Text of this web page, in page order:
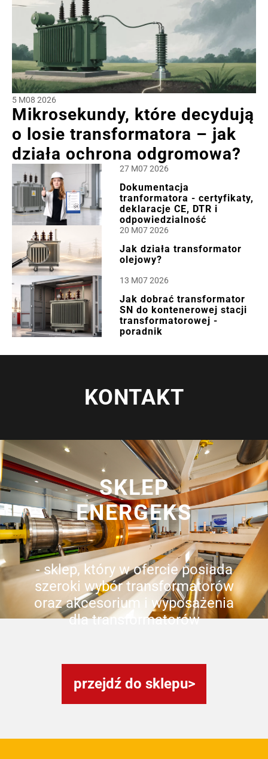
5 M08 2026
Mikrosekundy, które decydują
o losie transformatora – jak
działa ochrona odgromowa?
27 M07 2026
Dokumentacja
tranformatora - certyfikaty,
deklaracje CE, DTR i
odpowiedzialność
20 M07 2026
Jak działa transformator
olejowy?
13 M07 2026
Jak dobrać transformator
SN do kontenerowej stacji
transformatorowej -
poradnik
KONTAKT
SKLEP
ENERGEKS
- sklep, który w ofercie posiada
szeroki wybór transformatorów
oraz akcesorium i wyposażenia
dla transformatorów
przejdź do sklepu